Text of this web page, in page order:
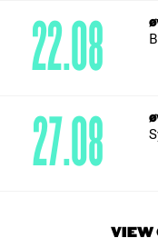
22.08
27.08
VIEW